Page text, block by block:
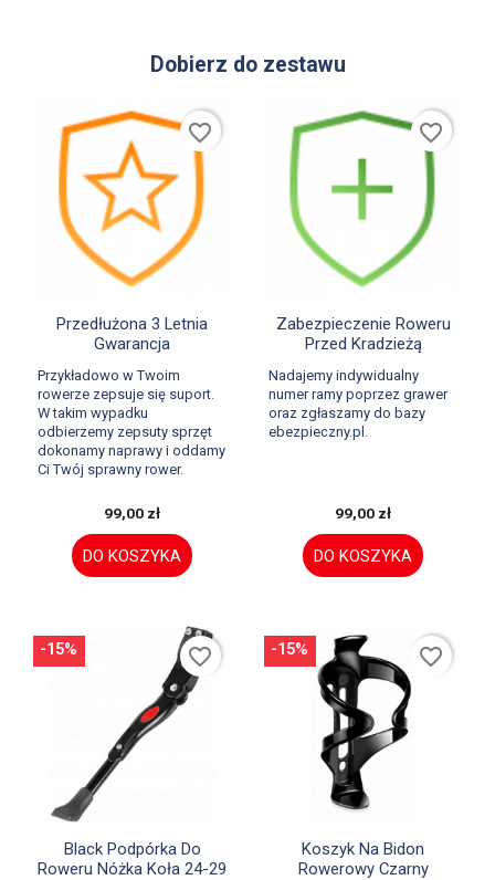
Dobierz do zestawu
Szybki podgląd
Przedłużona 3 Letnia
Gwarancja
Przykładowo w Twoim
rowerze zepsuje się suport.
W takim wypadku
odbierzemy zepsuty sprzęt
dokonamy naprawy i oddamy
Ci Twój sprawny rower.
99,00 zł
DO KOSZYKA
favorite_border
Szybki podgląd
Zabezpieczenie Roweru
Przed Kradzieżą
Nadajemy indywidualny
numer ramy poprzez grawer
oraz zgłaszamy do bazy
ebezpieczny.pl.
99,00 zł
DO KOSZYKA
favorite_border
Szybki podgląd
Black Podpórka Do
Roweru Nóżka Koła 24-29
-15% favorite_border
Szybki podgląd
Koszyk Na Bidon
Rowerowy Czarny
-15% favorite_border